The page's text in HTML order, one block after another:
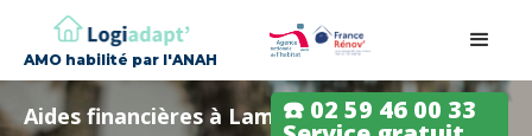
AMO habilité par l'ANAH
☎️ 02 59 46 00 33
Aides financières à Lamballe